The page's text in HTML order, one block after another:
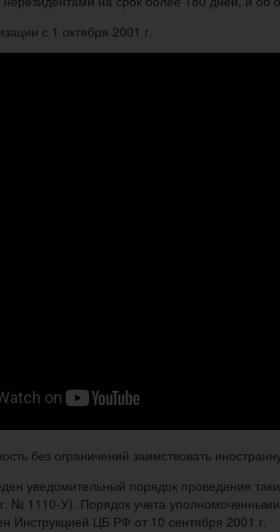
с 1 октября 2001 г.
без ограничений заимствовать
уведомительный порядок проведения
№ 1110-У). Порядок учета
Инструкцией ЦБ РФ от 10 сентября 2001 г.